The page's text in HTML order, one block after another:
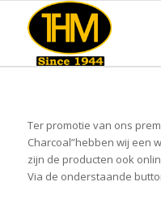
Ter promotie van ons
Charcoal”hebben wij een
zijn de producten ook
Via de onderstaande